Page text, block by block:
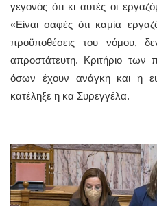
γεγονός ότι κι αυτές οι
«Είναι σαφές ότι καμία
προϋποθέσεις του νόμου,
απροστάτευτη. Κριτήριο των
όσων έχουν ανάγκη και η
κατέληξε η κα Συρεγγέλα.